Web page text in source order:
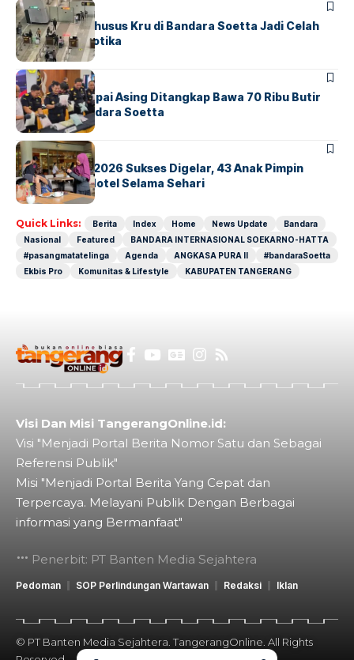
BANDARABERITA
Ketika Jalur Khusus Kru di Bandara Soetta Jadi Celah
Sindikat Narkotika
BANDARA BERITA
Kopilot Maskapai Asing Ditangkap Bawa 70 Ribu Butir
Ekstasi di Bandara Soetta
BERITAINDEX
GM For A Day 2026 Sukses Digelar, 43 Anak Pimpin
Operasional Hotel Selama Sehari
Quick Links: Berita Index Home News Update
Bandara
Nasional
Featured
BANDARA INTERNASIONAL SOEKARNO-HATTA
#pasangmatatelinga
Agenda ANGKASA PURA II
#bandaraSoetta
Ekbis Pro
Komunitas & Lifestyle KABUPATEN TANGERANG
Visi Dan Misi TangerangOnline.id:
Visi "Menjadi Portal Berita Nomor Satu dan Sebagai
Referensi Publik"
Misi "Menjadi Portal Berita Yang Cepat dan
Terpercaya. Melayani Publik Dengan Berbagai
informasi yang Bermanfaat"
Penerbit: PT Banten Media Sejahtera
Pedoman SOP Perlindungan Wartawan Redaksi Iklan
© PT Banten Media Sejahtera. TangerangOnline. All Rights